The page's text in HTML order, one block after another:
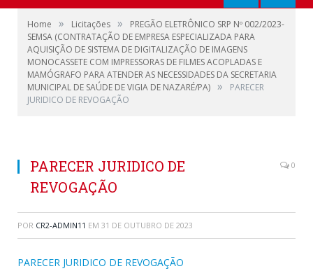
Home » Licitações »
PREGÃO ELETRÔNICO SRP Nº 002/2023-
SEMSA (CONTRATAÇÃO DE EMPRESA ESPECIALIZADA PARA
AQUISIÇÃO DE SISTEMA DE DIGITALIZAÇÃO DE IMAGENS
MONOCASSETE COM IMPRESSORAS DE FILMES ACOPLADAS E
MAMÓGRAFO PARA ATENDER AS NECESSIDADES DA SECRETARIA
MUNICIPAL DE SAÚDE DE VIGIA DE NAZARÉ/PA) »
PARECER
JURIDICO DE REVOGAÇÃO
PARECER JURIDICO DE
REVOGAÇÃO
0
POR CR2-ADMIN11 EM 31 DE OUTUBRO DE 2023
PARECER JURIDICO DE REVOGAÇÃO